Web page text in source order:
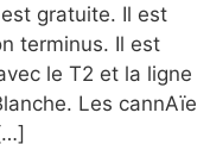
gratuite. Il est
terminus. Il est
le T2 et la ligne
Les cannAïe